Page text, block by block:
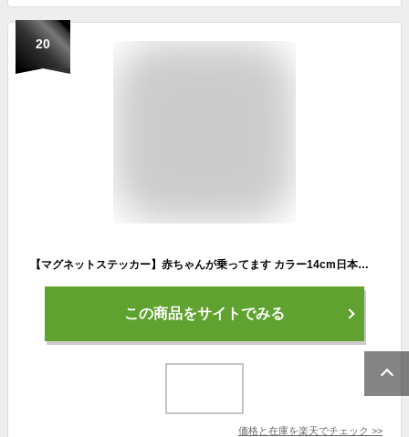
20
【マグネットステッカー】赤ちゃんが乗ってます カラー14cm日本語表記 赤ちゃんが乗っています baby in car ベビーインカー ベイビーインカー 磁石 シンプル ひかえめ 車 かわいい シール 楽天 通販
この商品をサイトでみる
価格と在庫を楽天でチェック >>